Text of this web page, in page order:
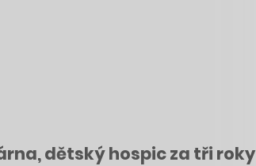
dětský hospic za tři roky